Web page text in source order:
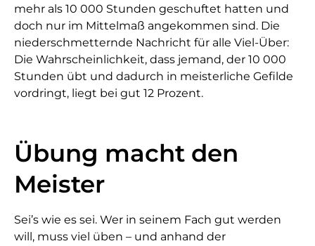
mehr als 10 000 Stunden geschuftet hatten und
doch nur im Mittelmaß angekommen sind. Die
niederschmetternde Nachricht für alle Viel-Über:
Die Wahrscheinlichkeit, dass jemand, der 10 000
Stunden übt und dadurch in meisterliche Gefilde
vordringt, liegt bei gut 12 Prozent.
Übung macht den
Meister
Sei’s wie es sei. Wer in seinem Fach gut werden
will, muss viel üben – und anhand der